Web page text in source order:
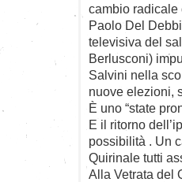
cambio radicale
Paolo Del
televisiva del
Berlusconi)
Salvini nella
nuove elezioni,
È uno “state
E il ritorno
possibilità . Un
Quirinale tutti
Alla Vetrata del